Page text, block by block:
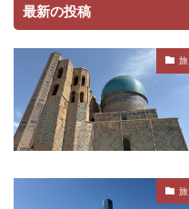
最新の投稿
旅
旅